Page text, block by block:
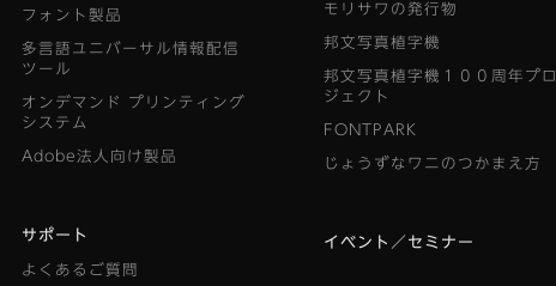
フォント製品
多言語ユニバーサル情報配信
ツール
オンデマンド プリンティング
システム
Adobe法人向け製品
サポート
よくあるご質問
モリサワの発行物
邦文写真植字機
邦文写真植字機１００周年プロ
ジェクト
FONTPARK
じょうずなワニのつかまえ方
イベント／セミナー